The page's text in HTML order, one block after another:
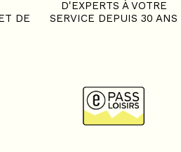
DE
D'EXPERTS À VOTRE
SERVICE DEPUIS 30 ANS